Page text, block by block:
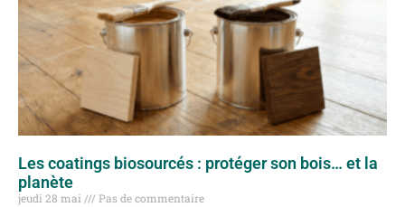
Les coatings biosourcés : protéger son bois… et la
planète
jeudi 28 mai
Pas de commentaire